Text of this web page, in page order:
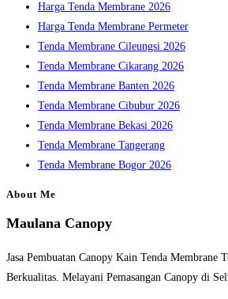
Harga Tenda Membrane 2026
Harga Tenda Membrane Permeter
Tenda Membrane Cileungsi 2026
Tenda Membrane Cikarang 2026
Tenda Membrane Banten 2026
Tenda Membrane Cibubur 2026
Tenda Membrane Bekasi 2026
Tenda Membrane Tangerang
Tenda Membrane Bogor 2026
About Me
Maulana Canopy
Jasa Pembuatan Canopy Kain Tenda Membrane
Berkualitas. Melayani Pemasangan Canopy di